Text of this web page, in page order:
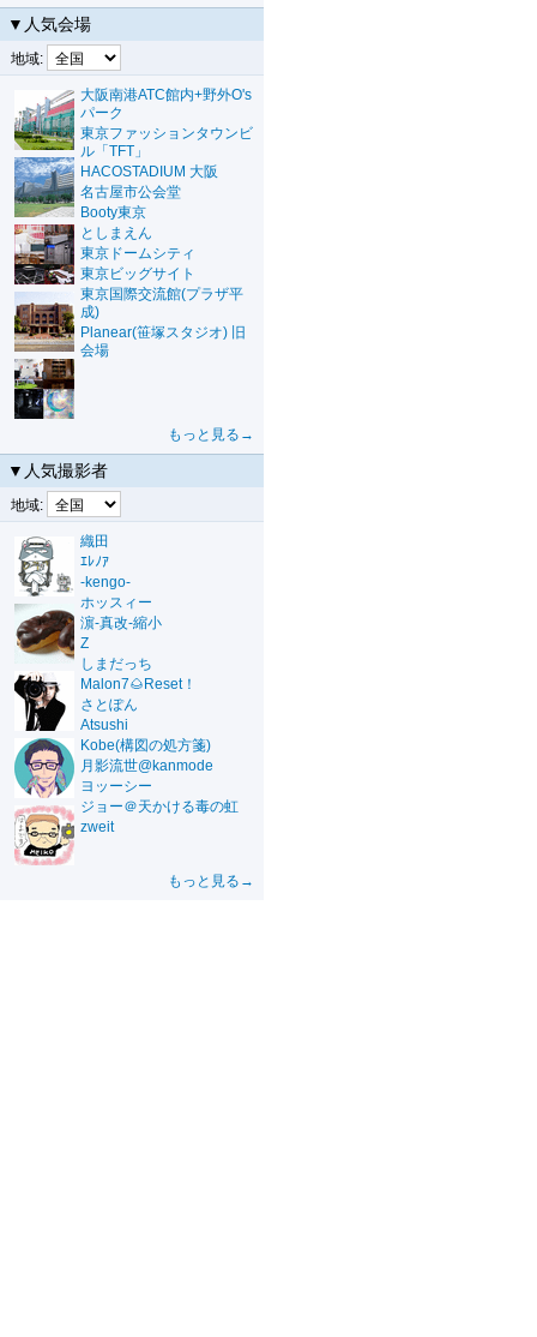
▼人気会場
地域:
大阪南港ATC館内+野外O's
パーク
東京ファッションタウンビ
ル「TFT」
HACOSTADIUM 大阪
名古屋市公会堂
Booty東京
としまえん
東京ドームシティ
東京ビッグサイト
東京国際交流館(プラザ平
成)
Planear(笹塚スタジオ) 旧
会場
もっと見る→
▼人気撮影者
地域:
織田
ｴﾚﾉｱ
-kengo-
ホッスィー
濵-真改-縮小
Z
しまだっち
Malon7🌰Reset！
さとぽん
Atsushi
Kobe(構図の処方箋)
月影流世@kanmode
ヨッーシー
ジョー＠天かける毒の虹
zweit
もっと見る→